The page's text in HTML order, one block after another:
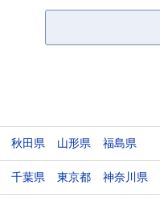
秋田県 山形県 福島県
千葉県 東京都 神奈川県